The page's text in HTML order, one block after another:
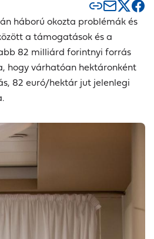
háború okozta problémák és
a támogatások és a
82 milliárd forintnyi forrás
hogy várhatóan hektáronként
82 euró/hektár jut jelenlegi